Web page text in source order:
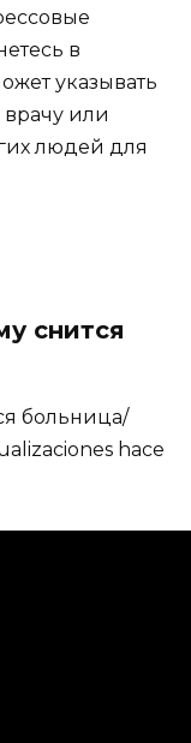
в
указывать
врачу или
людей для
снится
больница/
hace